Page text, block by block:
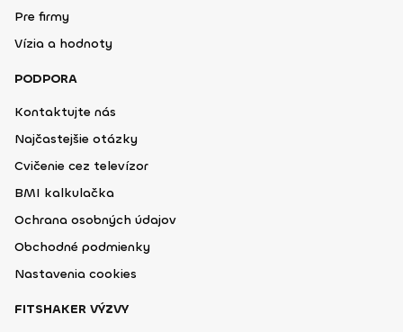
Pre firmy
Vízia a hodnoty
PODPORA
Kontaktujte nás
Najčastejšie otázky
Cvičenie cez televízor
BMI kalkulačka
Ochrana osobných údajov
Obchodné podmienky
Nastavenia cookies
FITSHAKER VÝZVY